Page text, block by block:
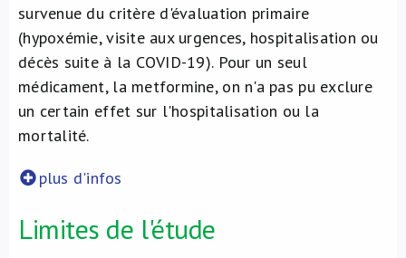
survenue du critère d'évaluation primaire
(hypoxémie, visite aux urgences, hospitalisation ou
décès suite à la COVID-19). Pour un seul
médicament, la metformine, on n'a pas pu exclure
un certain effet sur l'hospitalisation ou la
mortalité.
plus d'infos
Limites de l'étude